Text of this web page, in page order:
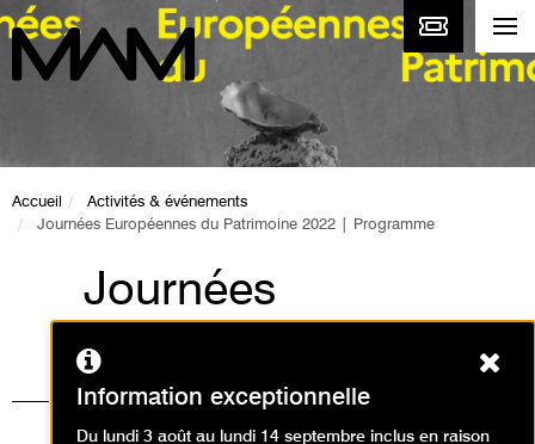
Accueil
Activités & événements
Journées Européennes du Patrimoine 2022 | Programme
Journées
Européennes du
Patrimoine 2022 |
Information exceptionnelle
Du lundi 3 août au lundi 14 septembre inclus en raison